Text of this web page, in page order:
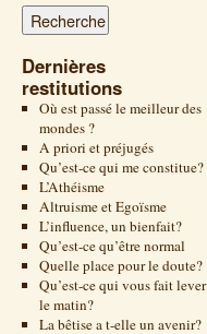
Dernières
restitutions
Où est passé le meilleur des
mondes ?
A priori et préjugés
Qu’est-ce qui me constitue?
L’Athéisme
Altruisme et Egoïsme
L’influence, un bienfait?
Qu’est-ce qu’être normal
Quelle place pour le doute?
Qu’est-ce qui vous fait lever
le matin?
La bêtise a t-elle un avenir?